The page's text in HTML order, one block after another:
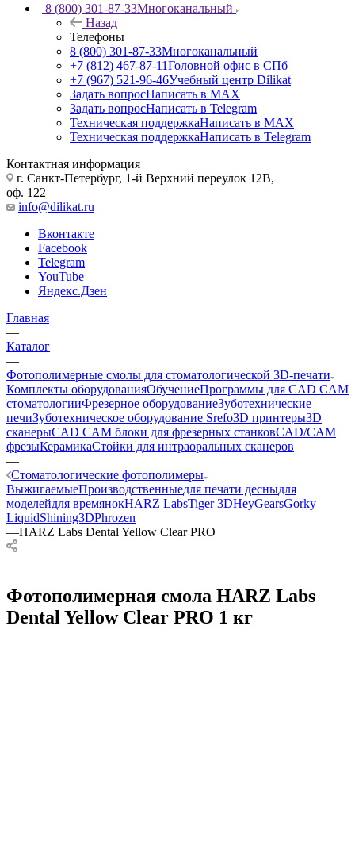
8 (800) 301-87-33Многоканальный
Назад
Телефоны
8 (800) 301-87-33Многоканальный
+7 (812) 467-87-11Головной офис в СПб
+7 (967) 521-96-46Учебный центр Dilikat
Задать вопросНаписать в MAX
Задать вопросНаписать в Telegram
Техническая поддержкаНаписать в MAX
Техническая поддержкаНаписать в Telegram
Контактная информация
г. Санкт-Петербург, 1-й Верхний переулок 12В,
оф. 122
info@dilikat.ru
Вконтакте
Facebook
Telegram
YouTube
Яндекс.Дзен
Главная
—
Каталог
—
Фотополимерные смолы для стоматологической 3D-печати
Комплекты оборудованияОбучениеПрограммы для CAD CAM
стоматологииФрезерное оборудованиеЗуботехнические
печиЗуботехническое оборудование Srefo3D принтеры3D
сканерыCAD CAM блоки для фрезерных станковCAD/CAM
фрезыКерамикаСтойки для интраоральных сканеров
—
Стоматологические фотополимеры
ВыжигаемыеПроизводственныедля печати десныдля
моделейдля времянокHARZ LabsTiger 3DHeyGearsGorky
LiquidShining3DPhrozen
—HARZ Labs Dental Yellow Clear PRO
Фотополимерная смола HARZ Labs
Dental Yellow Clear PRO 1 кг